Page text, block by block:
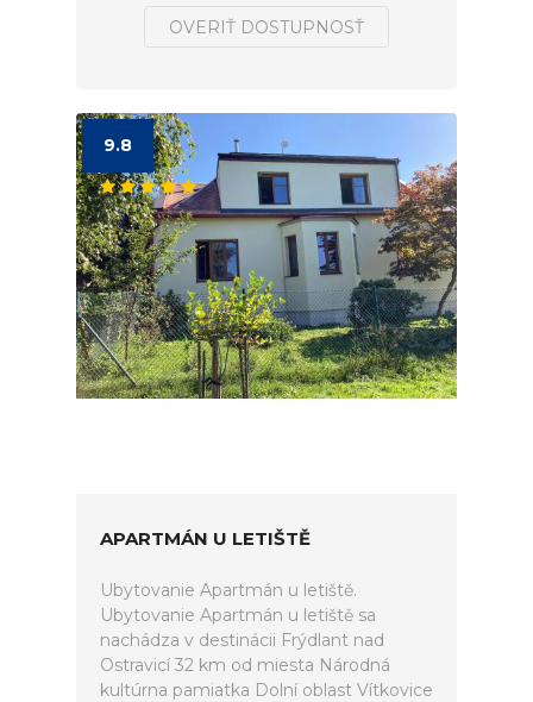
OVERIŤ DOSTUPNOSŤ
9.8
APARTMÁN U LETIŠTĚ
Ubytovanie Apartmán u letiště.
Ubytovanie Apartmán u letiště sa
nachádza v destinácii Frýdlant nad
Ostravicí 32 km od miesta Národná
kultúrna pamiatka Dolní oblast Vítkovice